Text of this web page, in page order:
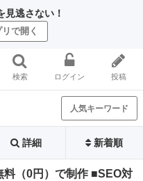
見逃さない！
で開く
検索 ログイン 投稿
人気キーワード
詳細 新着順
料（0円）で制作 ■SEO対